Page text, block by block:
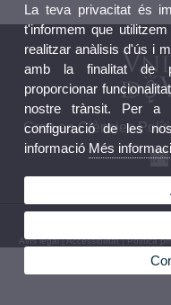
Grau en Ciències
© 2026 UV. - Av. dels
Avís legal|Accessibilitat|Política
La teva privacitat és
t'informem que
realitzar anàlisis d'ús i
amb la finalitat de
proporcionar
nostre trànsit. Per a
configuració de les
informació Més